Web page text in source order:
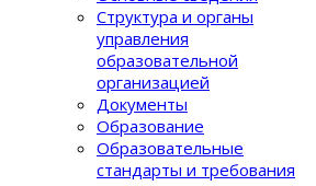
Структура и органы
управления
образовательной
организацией
Документы
Образование
Образовательные
стандарты и требования